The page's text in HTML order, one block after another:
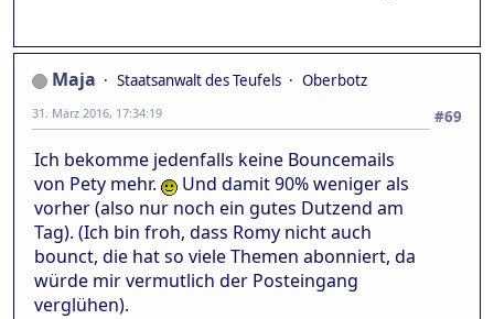
Maja Staatsanwalt des Teufels
Oberbotz
#69
31. März 2016, 17:34:19
Ich bekomme jedenfalls keine Bouncemails
von Pety mehr.
Und damit 90% weniger als
vorher (also nur noch ein gutes Dutzend am
Tag). (Ich bin froh, dass Romy nicht auch
bounct, die hat so viele Themen abonniert, da
würde mir vermutlich der Posteingang
verglühen).